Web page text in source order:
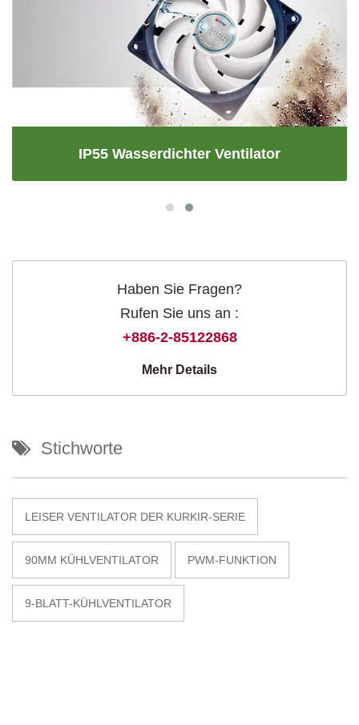
IP55 Wasserdichter Ventilator
Haben Sie Fragen?
Rufen Sie uns an :
+886-2-85122868
Mehr Details
Stichworte
LEISER VENTILATOR DER KURKIR-SERIE
90MM KÜHLVENTILATOR PWM-FUNKTION
9-BLATT-KÜHLVENTILATOR